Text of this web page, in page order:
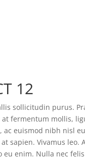
12
sollicitudin purus.
fermentum mollis,
ac euismod nibh nisl
sapien. Vivamus leo.
eu enim. Nulla nec